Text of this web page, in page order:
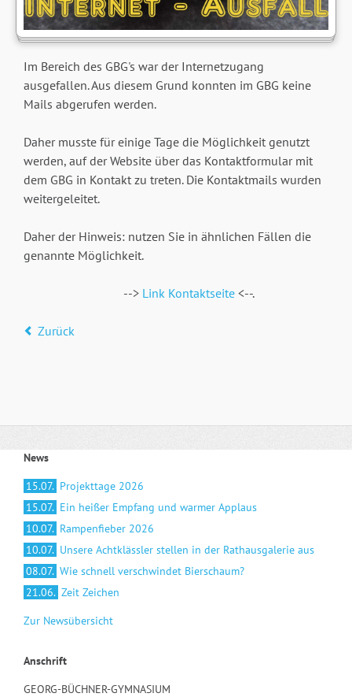
Im Bereich des GBG's war der Internetzugang
ausgefallen. Aus diesem Grund konnten im GBG keine
Mails abgerufen werden.
Daher musste für einige Tage die Möglichkeit genutzt
werden, auf der Website über das Kontaktformular mit
dem GBG in Kontakt zu treten. Die Kontaktmails wurden
weitergeleitet.
Daher der Hinweis: nutzen Sie in ähnlichen Fällen die
genannte Möglichkeit.
--> Link Kontaktseite<--.
Zurück
News
15.07. Projekttage 2026
15.07. Ein heißer Empfang und warmer Applaus
10.07. Rampenfieber 2026
10.07. Unsere Achtklässler stellen in der Rathausgalerie aus
08.07. Wie schnell verschwindet Bierschaum?
21.06. Zeit Zeichen
Zur Newsübersicht
Anschrift
GEORG-BÜCHNER-GYMNASIUM